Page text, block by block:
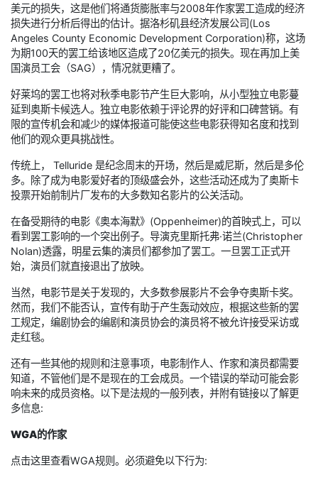
美元的损失，这是他们将通货膨胀率与2008年作家罢工造成的经济
损失进行分析后得出的估计。据洛杉矶县经济发展公司(Los
Angeles County Economic Development Corporation)称，这场
为期100天的罢工给该地区造成了20亿美元的损失。现在再加上美
国演员工会（SAG），情况就更糟了。
好莱坞的罢工也将对秋季电影节产生巨大影响，从小型独立电影蔓
延到奥斯卡候选人。独立电影依赖于评论界的好评和口碑营销。有
限的宣传机会和减少的媒体报道可能使这些电影获得知名度和找到
他们的观众更具挑战性。
传统上， Telluride 是纪念周末的开场，然后是威尼斯，然后是多伦
多。除了成为电影爱好者的顶级盛会外，这些活动还成为了奥斯卡
投票开始前制片厂发布的大多数知名影片的公关活动。
在备受期待的电影《奥本海默》(Oppenheimer)的首映式上，可以
看到罢工影响的一个突出例子。导演克里斯托弗·诺兰(Christopher
Nolan)透露，明星云集的演员们都参加了罢工。一旦罢工正式开
始，演员们就直接退出了放映。
当然，电影节是关于发现的，大多数参展影片不会争夺奥斯卡奖。
然而，我们不能否认，宣传有助于产生轰动效应，根据这些新的罢
工规定，编剧协会的编剧和演员协会的演员将不被允许接受采访或
走红毯。
还有一些其他的规则和注意事项，电影制作人、作家和演员都需要
知道，不管他们是不是现在的工会成员。一个错误的举动可能会影
响未来的成员资格。以下是法规的一般列表，并附有链接以了解更
多信息:
WGA的作家
点击这里查看WGA规则。必须避免以下行为: